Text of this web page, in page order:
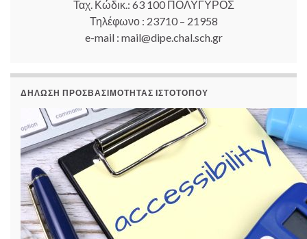
Ταχ. Κώδικ.: 63 100 ΠΟΛΥΓΥΡΟΣ
Τηλέφωνο : 23710 – 21958
e-mail : mail@dipe.chal.sch.gr
ΔΉΛΩΣΗ ΠΡΟΣΒΑΣΙΜΌΤΗΤΑΣ ΙΣΤΟΤΌΠΟΥ